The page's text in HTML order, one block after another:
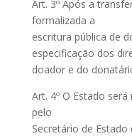
Art. 3º Após a
formalizada a
escritura pública de
especificação dos
doador e do
Art. 4º O Estado
pelo
Secretário de